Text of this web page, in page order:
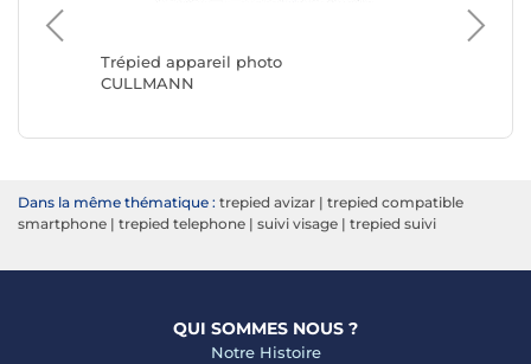
Trépied appareil photo
CULLMANN
Benro
Dans la même thématique : trepied avizar | trepied compatible
smartphone | trepied telephone | suivi visage | trepied suivi
QUI SOMMES NOUS ?
Notre Histoire